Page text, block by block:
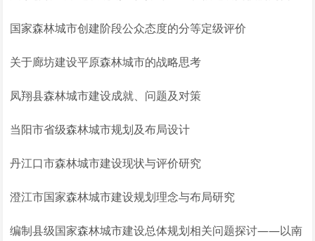
国家森林城市创建阶段公众态度的分等定级评价
关于廊坊建设平原森林城市的战略思考
凤翔县森林城市建设成就、问题及对策
当阳市省级森林城市规划及布局设计
丹江口市森林城市建设现状与评价研究
澄江市国家森林城市建设规划理念与布局研究
编制县级国家森林城市建设总体规划相关问题探讨——以南